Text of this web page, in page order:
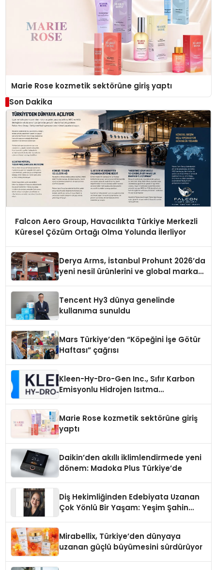
Marie Rose kozmetik sektörüne giriş yaptı
Son Dakika
Falcon Aero Group, Havacılıkta Türkiye Merkezli
Küresel Çözüm Ortağı Olma Yolunda İlerliyor
Derya Arms, İstanbul Prohunt 2026’da
yeni nesil ürünlerini ve global marka
Tencent Hy3 dünya genelinde
kullanıma sunuldu
Mars Türkiye’den “Köpeğini İşe Götür
Haftası” çağrısı
Kleen-Hy-Dro-Gen Inc., Sıfır Karbon
Emisyonlu Hidrojen Isıtma
Marie Rose kozmetik sektörüne giriş
yaptı
Daikin’den akıllı iklimlendirmede yeni
dönem: Madoka Plus Türkiye’de
Diş Hekimliğinden Edebiyata Uzanan
Çok Yönlü Bir Yaşam: Yeşim Şahin
Mirabellix, Türkiye’den dünyaya
uzanan güçlü büyümesini sürdürüyor